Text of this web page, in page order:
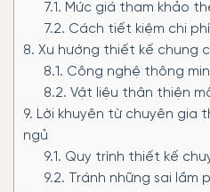
7.1. Mức giá tham khảo
7.2. Cách tiết kiệm chi
8. Xu hướng thiết kế chung
8.1. Công nghệ thông
8.2. Vật liệu thân thiện
9. Lời khuyên từ chuyên gia
ngủ
9.1. Quy trình thiết kế
9.2. Tránh những sai lầm